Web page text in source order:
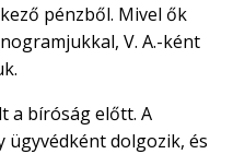
pénzből. Mivel ők
V. A.-ként
a bíróság előtt. A
ügyvédként dolgozik, és